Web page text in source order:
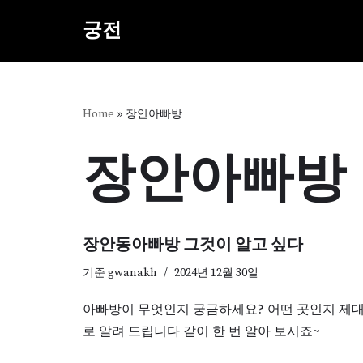
텐
궁전
Home » 장안아빠방
장안아빠방
장안동아빠방 그것이 알고 싶다
기준 gwanakh 2024년 12월 30일
아빠방이 무엇인지 궁금하세요? 어떤 곳인지 제대
로 알려 드립니다 같이 한 번 알아 보시죠~